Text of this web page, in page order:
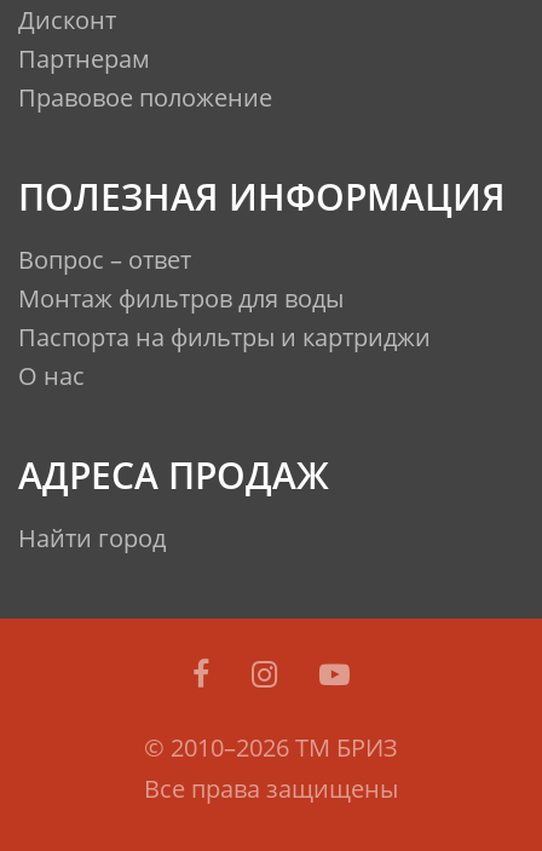
Дисконт
Партнерам
Правовое положение
ПОЛЕЗНАЯ ИНФОРМАЦИЯ
Вопрос – ответ
Монтаж фильтров для воды
Паспорта на фильтры и картриджи
О нас
АДРЕСА ПРОДАЖ
Найти город
© 2010–2026 ТМ БРИЗ
Все права защищены